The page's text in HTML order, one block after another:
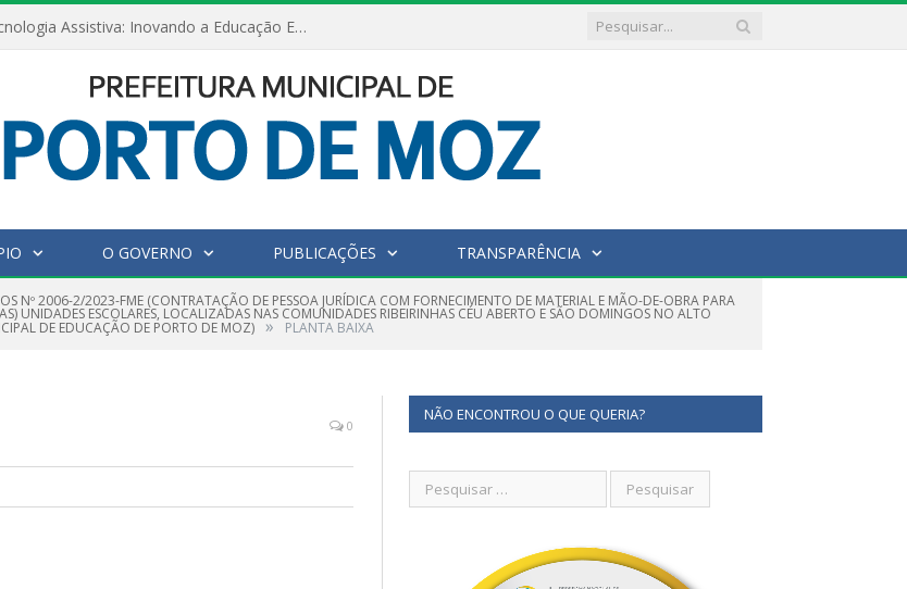
Inteligência Artificial e Tecnologia Assistiva: Inovando a Educação Especial e Inclusiva
O GOVERNO PUBLICAÇÕES TRANSPARÊNCIA
Nº 2006-2/2023-FME (CONTRATAÇÃO DE PESSOA JURÍDICA COM FORNECIMENTO DE MATERIAL E MÃO-DE-OBRA PARA
UNIDADES ESCOLARES, LOCALIZADAS NAS COMUNIDADES RIBEIRINHAS CÉU ABERTO E SÃO DOMINGOS NO ALTO
DE EDUCAÇÃO DE PORTO DE MOZ) » PLANTA BAIXA
0
NÃO ENCONTROU O QUE QUERIA?